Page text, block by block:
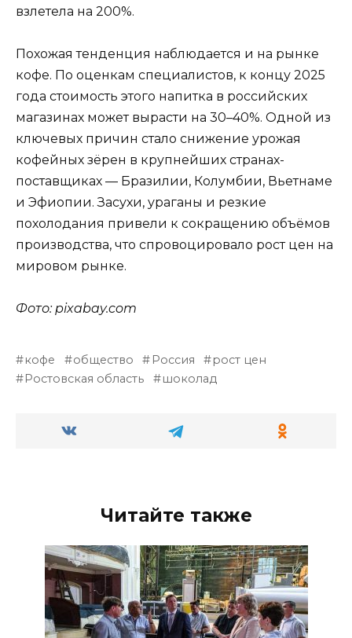
взлетела на 200%.
Похожая тенденция наблюдается и на рынке
кофе. По оценкам специалистов, к концу 2025
года стоимость этого напитка в российских
магазинах может вырасти на 30–40%. Одной из
ключевых причин стало снижение урожая
кофейных зёрен в крупнейших странах-
поставщиках — Бразилии, Колумбии, Вьетнаме
и Эфиопии. Засухи, ураганы и резкие
похолодания привели к сокращению объёмов
производства, что спровоцировало рост цен на
мировом рынке.
Фото: pixabay.com
кофе общество Россия
рост цен
Ростовская область
шоколад
Читайте также